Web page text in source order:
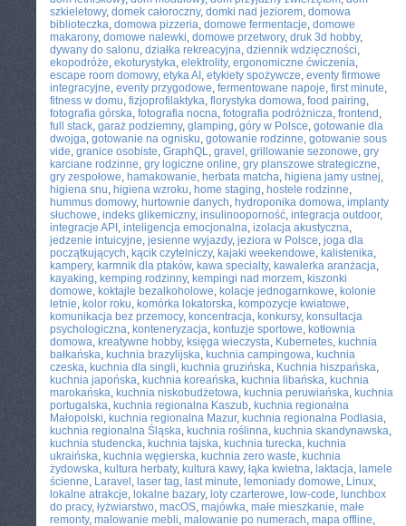
szkieletowy, domek całoroczny, domki nad jeziorem, domowa
biblioteczka, domowa pizzeria, domowe fermentacje, domowe
makarony, domowe nalewki, domowe przetwory, druk 3d hobby,
dywany do salonu, działka rekreacyjna, dziennik wdzięczności,
ekopodróże, ekoturystyka, elektrolity, ergonomiczne ćwiczenia,
escape room domowy, etyka AI , etykiety spożywcze, eventy firmowe
integracyjne, eventy przygodowe, fermentowane napoje, first minute,
fitness w domu, fizjoprofilaktyka, florystyka domowa, food pairing,
fotografia górska, fotografia nocna, fotografia podróżnicza, frontend ,
full stack, garaż podziemny, glamping, góry w Polsce, gotowanie dla
dwojga, gotowanie na ognisku, gotowanie rodzinne, gotowanie sous
vide, granice osobiste, GraphQL, gravel , grillowanie sezonowe, gry
karciane rodzinne, gry logiczne online, gry planszowe strategiczne,
gry zespołowe, hamakowanie, herbata matcha, higiena jamy ustnej,
higiena snu, higiena wzroku, home staging, hostele rodzinne,
hummus domowy, hurtownie danych, hydroponika domowa, implanty
słuchowe, indeks glikemiczny, insulinooporność, integracja outdoor,
integracje API , inteligencja emocjonalna, izolacja akustyczna,
jedzenie intuicyjne, jesienne wyjazdy, jeziora w Polsce, joga dla
początkujących, kącik czytelniczy, kajaki weekendowe, kalistenika,
kampery, karmnik dla ptaków, kawa specialty, kawalerka aranżacja,
kayaking, kemping rodzinny, kempingi nad morzem, kiszonki
domowe, koktajle bezalkoholowe, kolacje jednogarnkowe, kolonie
letnie, kolor roku, komórka lokatorska, kompozycje kwiatowe,
komunikacja bez przemocy, koncentracja, konkursy, konsultacja
psychologiczna, konteneryzacja, kontuzje sportowe, kotłownia
domowa, kreatywne hobby, księga wieczysta, Kubernetes, kuchnia
bałkańska, kuchnia brazylijska, kuchnia campingowa, kuchnia
czeska, kuchnia dla singli, kuchnia gruzińska, Kuchnia hiszpańska,
kuchnia japońska, kuchnia koreańska, kuchnia libańska, kuchnia
marokańska, kuchnia niskobudżetowa, kuchnia peruwiańska, kuchnia
portugalska, kuchnia regionalna Kaszub, kuchnia regionalna
Małopolski, kuchnia regionalna Mazur, kuchnia regionalna Podlasia,
kuchnia regionalna Śląska, kuchnia roślinna, kuchnia skandynawska,
kuchnia studencka, kuchnia tajska, kuchnia turecka, kuchnia
ukraińska, kuchnia węgierska, kuchnia zero waste, kuchnia
żydowska, kultura herbaty, kultura kawy, łąka kwietna, laktacja, lamele
ścienne, Laravel , laser tag, last minute, lemoniady domowe, Linux,
lokalne atrakcje, lokalne bazary, loty czarterowe, low-code, lunchbox
do pracy, łyżwiarstwo, macOS, majówka, małe mieszkanie, małe
remonty, malowanie mebli, malowanie po numerach, mapa offline,